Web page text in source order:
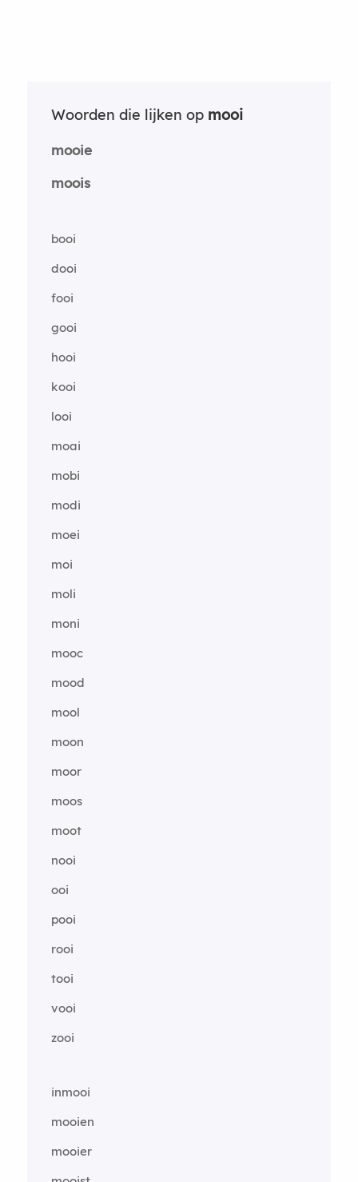
Woorden die lijken op mooi
mooie
moois
booi
dooi
fooi
gooi
hooi
kooi
looi
moai
mobi
modi
moei
moi
moli
moni
mooc
mood
mool
moon
moor
moos
moot
nooi
ooi
pooi
rooi
tooi
vooi
zooi
inmooi
mooien
mooier